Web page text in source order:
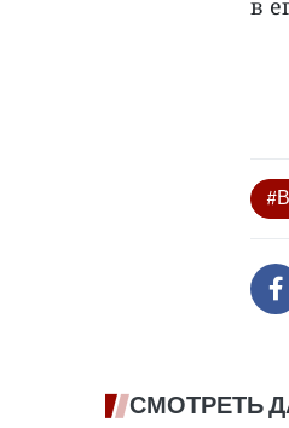
в
СМОТРЕТЬ